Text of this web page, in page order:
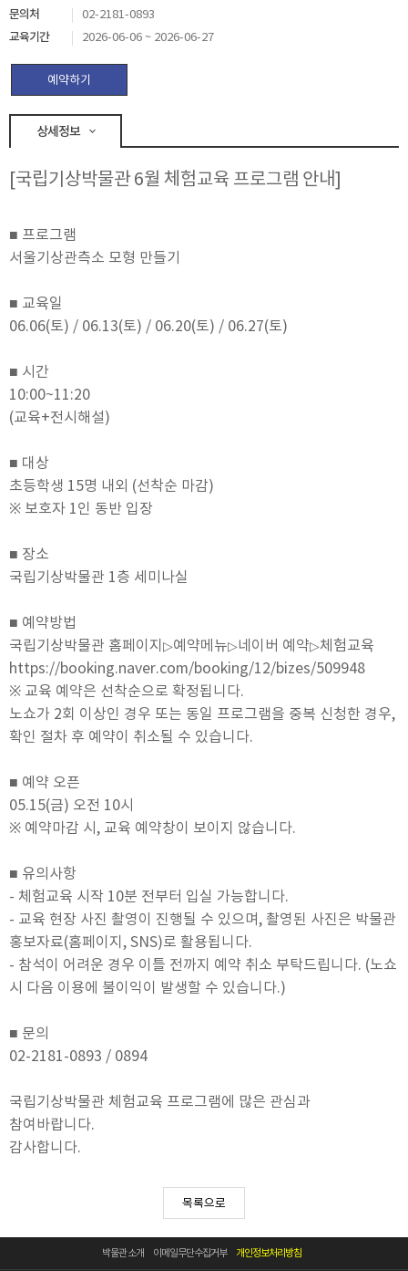
문의처 02-2181-0893
교육기간 2026-06-06 ~ 2026-06-27
예약하기
상세정보
[국립기상박물관 6월 체험교육 프로그램 안내]
■ 프로그램
서울기상관측소 모형 만들기
■ 교육일
06.06(토) / 06.13(토) / 06.20(토) / 06.27(토)
■ 시간
10:00~11:20
(교육+전시해설)
■ 대상
초등학생 15명 내외 (선착순 마감)
※ 보호자 1인 동반 입장
■ 장소
국립기상박물관 1층 세미나실
■ 예약방법
국립기상박물관 홈페이지 ▷예약메뉴▷네이버 예약▷체험교육
https://booking.naver.com/booking/12/bizes/509948
※ 교육 예약은 선착순으로 확정됩니다.
노쇼가 2회 이상인 경우 또는 동일 프로그램을 중복 신청한 경우,
확인 절차 후 예약이 취소될 수 있습니다.
■ 예약 오픈
05.15(금) 오전 10시
※ 예약마감 시, 교육 예약창이 보이지 않습니다.
■ 유의사항
- 체험교육 시작 10분 전부터 입실 가능합니다.
- 교육 현장 사진 촬영이 진행될 수 있으며, 촬영된 사진은 박물관
홍보자료(홈페이지, SNS)로 활용됩니다.
- 참석이 어려운 경우 이틀 전까지 예약 취소 부탁드립니다. (노쇼
시 다음 이용에 불이익이 발생할 수 있습니다.)
■ 문의
02-2181-0893 / 0894
국립기상박물관 체험교육 프로그램에 많은 관심과
참여바랍니다.
감사합니다.
목록으로
박물관 소개 이메일무단수집거부 개인정보처리방침